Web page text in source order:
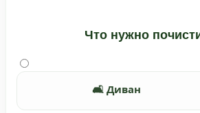
Что нужно
🛋️ Диван